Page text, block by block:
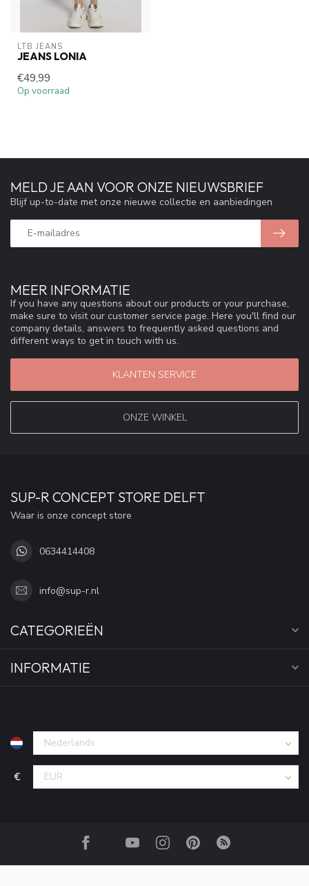
LTB JEANS
JEANS LONIA
€49,99
Op voorraad
MEER INFORMATIE
If you have any questions about our products or your purchase,
make sure to visit our customer service page. Here you'll find our
company details, answers to frequently asked questions and
different ways to get in touch with us.
KLANTEN SERVICE
ONZE WINKEL
MELD JE AAN VOOR ONZE NIEUWSBRIEF
Blijf up-to-date met onze nieuwe collectie en aanbiedingen
SUP-R CONCEPT STORE DELFT
Waar is onze concept store
0634414408
info@sup-r.nl
CATEGORIEËN
INFORMATIE
€